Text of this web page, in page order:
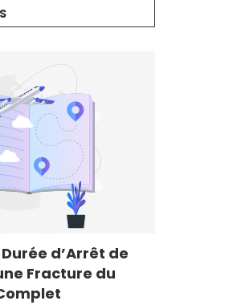
d’Arrêt de
Fracture du